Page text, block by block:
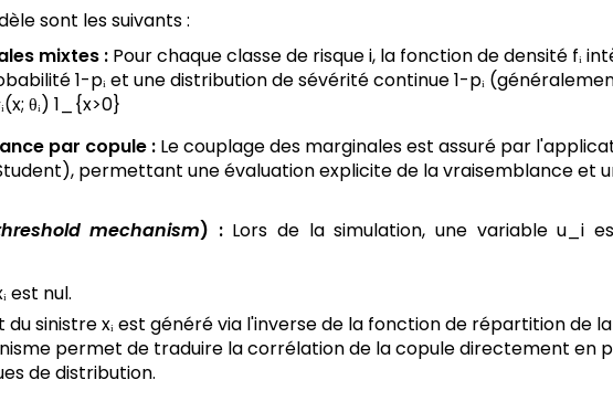
sont les suivants :
mixtes : Pour chaque classe de risque i, la fonction de densité fᵢ
1-pᵢ et une distribution de sévérité continue 1-pᵢ
θᵢ) 1_{x>0}
par copule : Le couplage des marginales est assuré par
permettant une évaluation explicite de la vraisemblance et
mechanism) :Lors de la simulation, une variable u_i
est nul.
du sinistre xᵢ est généré via l'inverse de la fonction de répartition de la
permet de traduire la corrélation de la copule directement
de distribution.